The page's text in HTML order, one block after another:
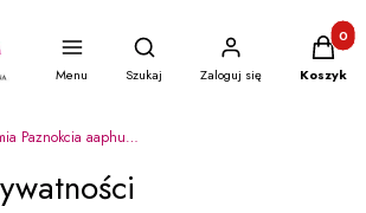
Menu
Otwórz wyszukiwarkę
Szukaj Zaloguj się Koszyk
Paznokcia aaphurt.pl